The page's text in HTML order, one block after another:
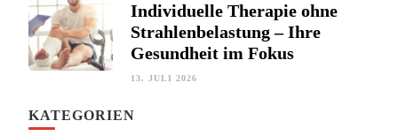
Individuelle Therapie ohne
Strahlenbelastung – Ihre
Gesundheit im Fokus
13. JULI 2026
KATEGORIEN